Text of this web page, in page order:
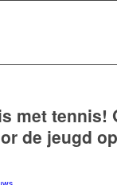
met tennis!
de jeugd